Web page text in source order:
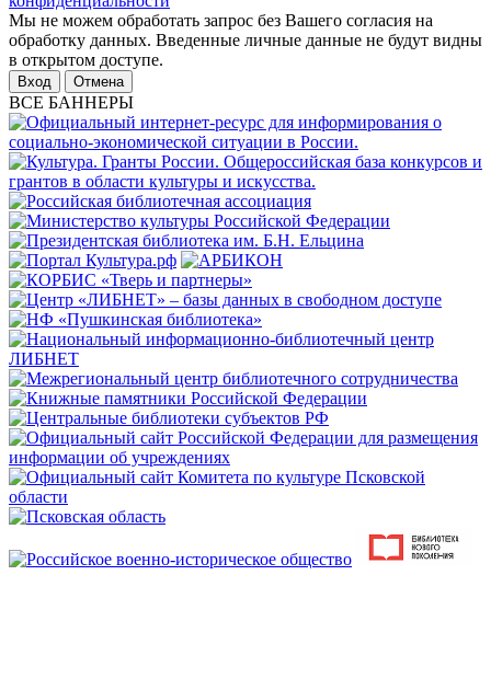
Мы не можем обработать запрос без Вашего согласия на
обработку данных. Введенные личные данные не будут видны
в открытом доступе.
Отмена
ВСЕ БАННЕРЫ